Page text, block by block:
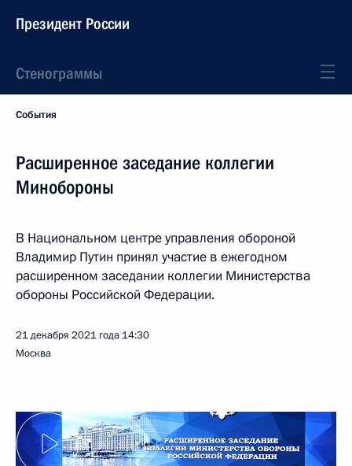
Президент России
Стенограммы
События
Расширенное заседание коллегии
Минобороны
В Национальном центре управления обороной
Владимир Путин принял участие в ежегодном
расширенном заседании коллегии Министерства
обороны Российской Федерации.
21 декабря 2021 года 14:30
Москва